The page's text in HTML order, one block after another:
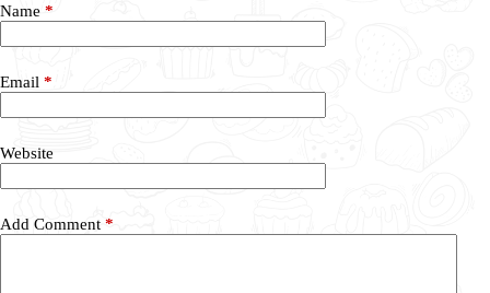
Name *
Email *
Website
Add Comment *